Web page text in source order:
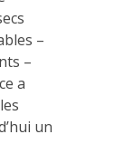
–
–
a
un